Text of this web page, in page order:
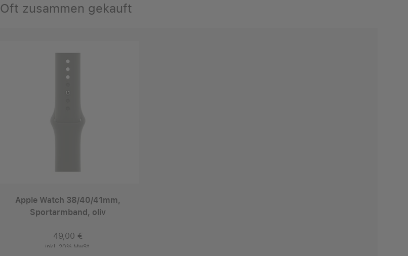
Oft zusammen gekauft
Apple Watch 38/40/41mm,
Sportarmband, oliv
49,00 €
inkl. 20% MwSt.